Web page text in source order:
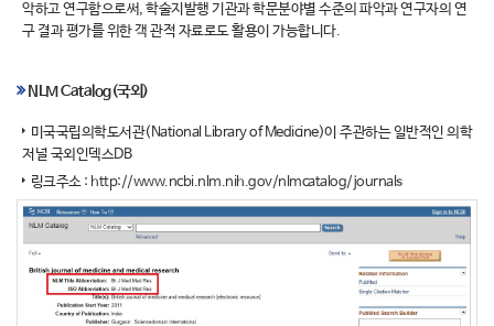
악하고 연구함으로써, 학술지발행 기관과 학문분야별 수준의 파악과 연구자의 연
구 결과 평가를 위한 객 관적 자료로도 활용이 가능합니다.
NLM Catalog(국외)
미국국립의학도서관(National Library of Medicine)이 주관하는 일반적인 의학
저널 국외인덱스DB
링크주소 : http://www.ncbi.nlm.nih.gov/nlmcatalog/journals